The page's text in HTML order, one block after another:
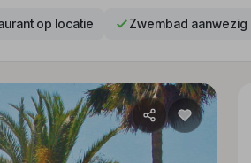
op locatie Zwembad aanwezig